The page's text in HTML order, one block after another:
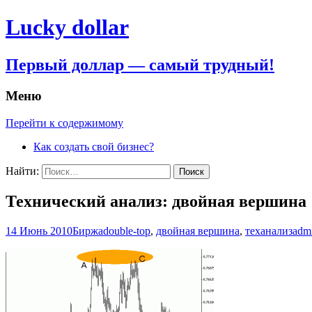
Lucky dollar
Первый доллар — самый трудный!
Меню
Перейти к содержимому
Как создать свой бизнес?
Найти:
Технический анализ: двойная вершина
14 Июнь 2010Биржаdouble-top, двойная вершина, теханализ